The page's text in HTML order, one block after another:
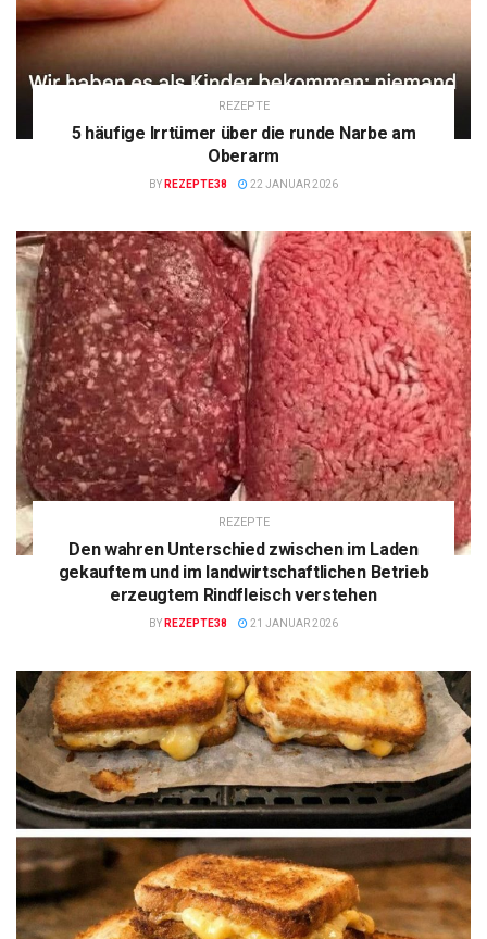
REZEPTE
5 häufige Irrtümer über die runde Narbe am
Oberarm
BY REZEPTE38 22 JANUAR 2026
REZEPTE
Den wahren Unterschied zwischen im Laden
gekauftem und im landwirtschaftlichen Betrieb
erzeugtem Rindfleisch verstehen
BY REZEPTE38 21 JANUAR 2026